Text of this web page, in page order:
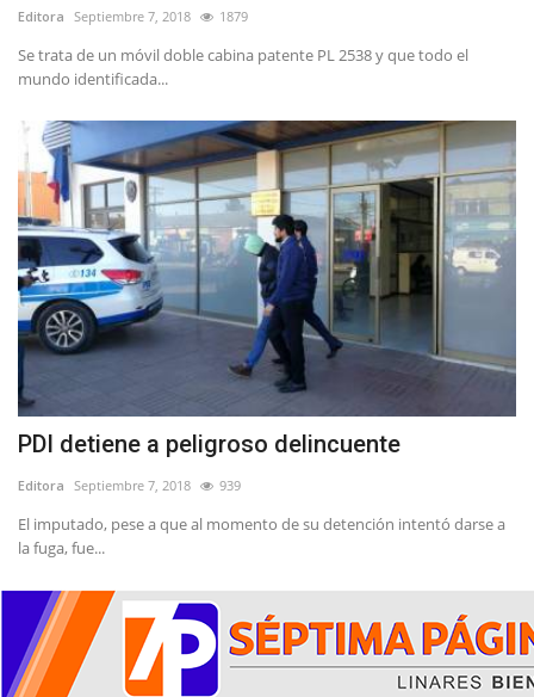
Espectáculos
Editora Septiembre 7, 2018 1879
Se trata de un móvil doble cabina patente PL 2538 y que todo el
mundo identificada...
PDI detiene a peligroso delincuente
Editora Septiembre 7, 2018 939
El imputado, pese a que al momento de su detención intentó darse a
la fuga, fue...